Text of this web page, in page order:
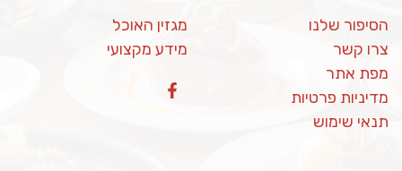
הסיפור שלנו
צרו קשר
מפת אתר
מדיניות פרטיות
תנאי שימוש
מגזין האוכל
מידע מקצועי